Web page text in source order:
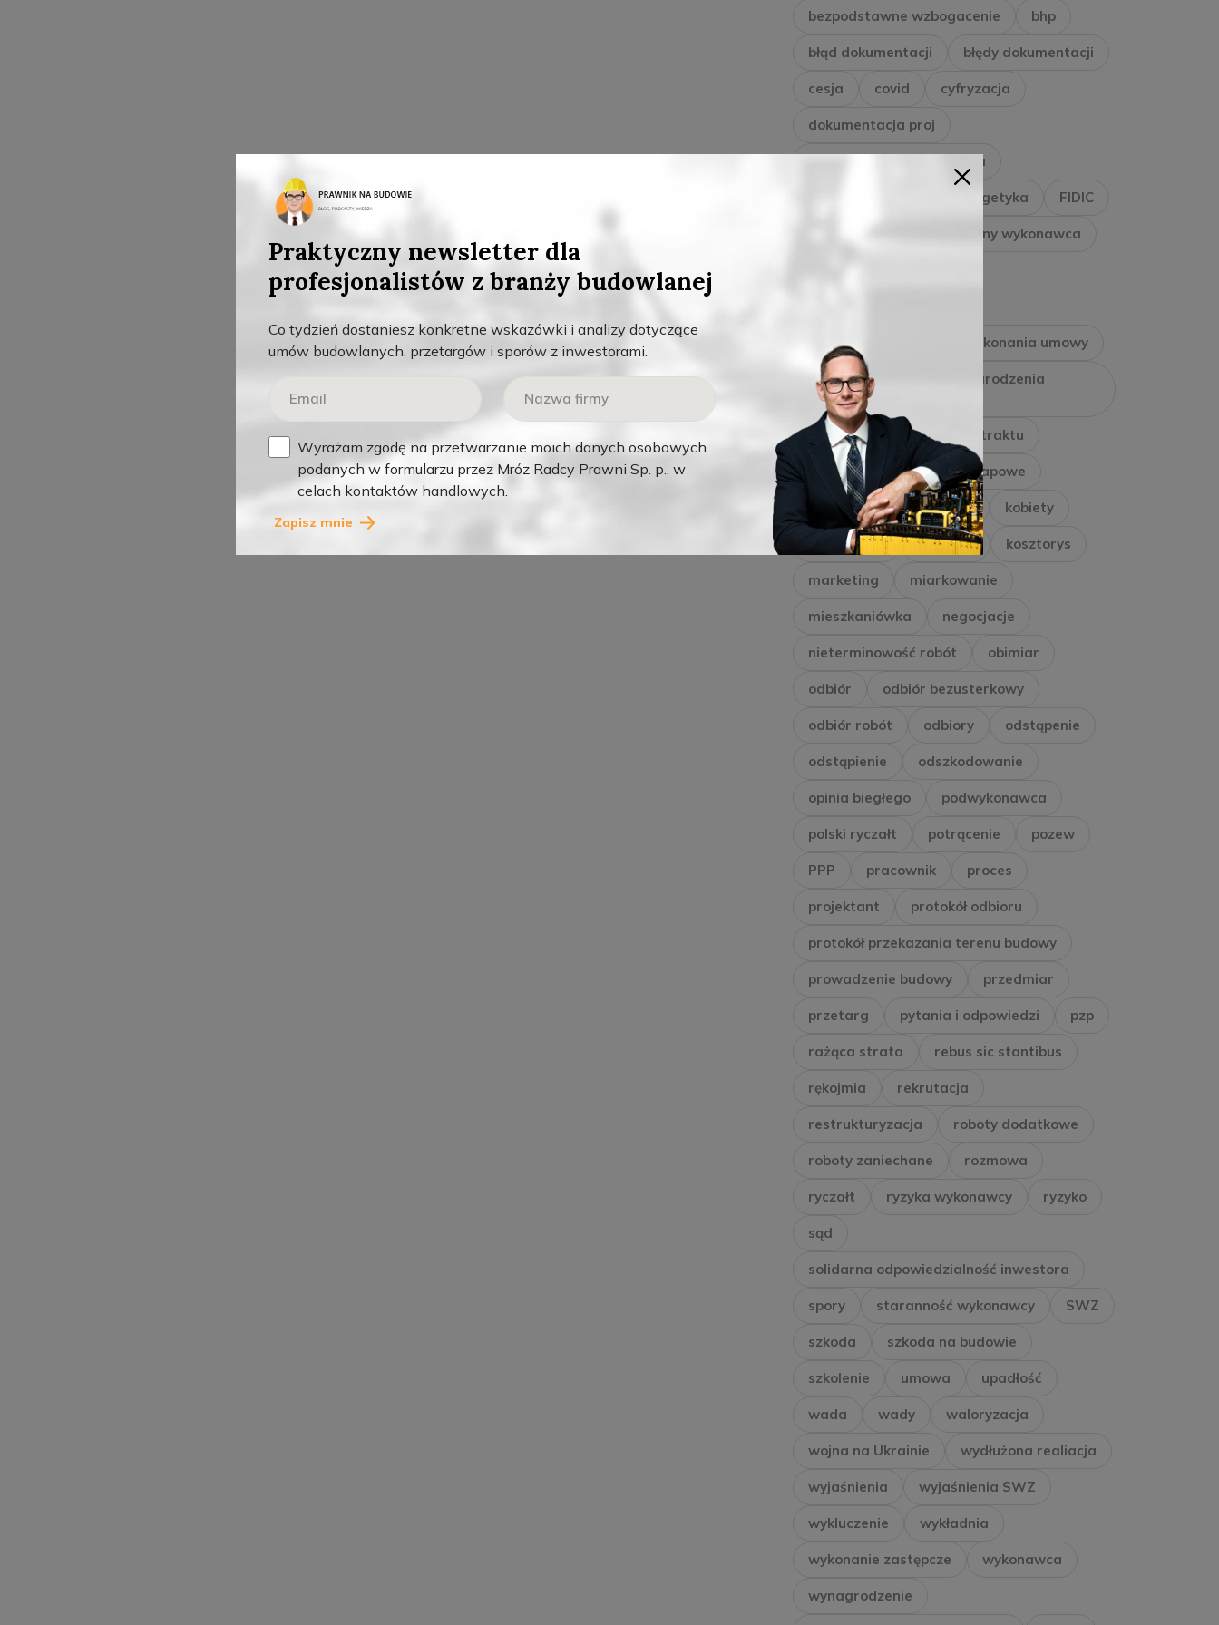
bezpodstawne wzbogacenie bhp
błąd dokumentacji błędy dokumentacji
cesja covid cyfryzacja
dokumentacja proj
dokumentacja projektowa
energetyka FIDIC
generalny wykonawca
gwarancja należytego wykonania umowy
gwarancja zapłaty wynagrodzenia
wykonawcy
inwestor Inżynier Kontraktu
kara umowna kary etapowe
kary umowne kaucja kobiety
konsorcjum kontrakt kosztorys
marketing miarkowanie
mieszkaniówka negocjacje
nieterminowość robót obimiar
odbiór odbiór bezusterkowy
odbiór robót odbiory odstąpenie
odstąpienie odszkodowanie
opinia biegłego podwykonawca
polski ryczałt potrącenie pozew
PPP pracownik proces
projektant protokół odbioru
protokół przekazania terenu budowy
prowadzenie budowy przedmiar
przetarg pytania i odpowiedzi pzp
rażąca strata rebus sic stantibus
rękojmia rekrutacja
restrukturyzacja roboty dodatkowe
roboty zaniechane rozmowa
ryczałt ryzyka wykonawcy ryzyko
sąd
solidarna odpowiedzialność inwestora
spory staranność wykonawcy SWZ
szkoda szkoda na budowie
szkolenie umowa upadłość
wada wady waloryzacja
wojna na Ukrainie wydłużona realiacja
wyjaśnienia wyjaśnienia SWZ
wykluczenie wykładnia
wykonanie zastępcze wykonawca
wynagrodzenie
Praktyczny newsletter dla
profesjonalistów z branży budowlanej
Co tydzień dostaniesz konkretne wskazówki i analizy dotyczące
umów budowlanych, przetargów i sporów z inwestorami.
Wyrażam zgodę na przetwarzanie moich danych osobowych
podanych w formularzu przez Mróz Radcy Prawni Sp. p., w
celach kontaktów handlowych.
Zapisz mnie